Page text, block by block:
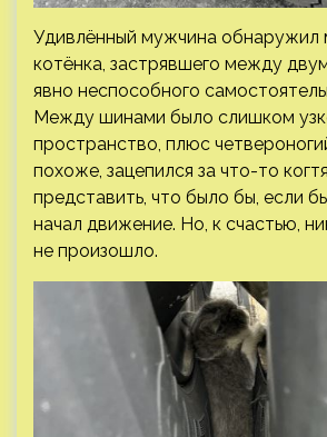
Удивлённый мужчина обнаружил
котёнка, застрявшего между
явно неспособного
Между шинами было слишком
пространство, плюс
похоже, зацепился за что-то
представить, что было бы, если
начал движение. Но, к счастью,
не произошло.